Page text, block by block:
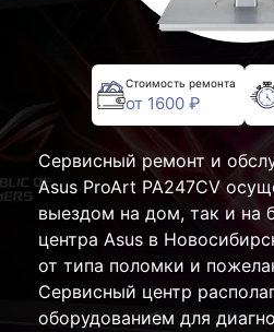
Стоимость ремонта
от 1600 ₽
Сервисный ремонт и
Asus ProArt PA247CV
выездом на дом, так и на
центра Asus в
от типа поломки и
Сервисный центр
оборудованием для